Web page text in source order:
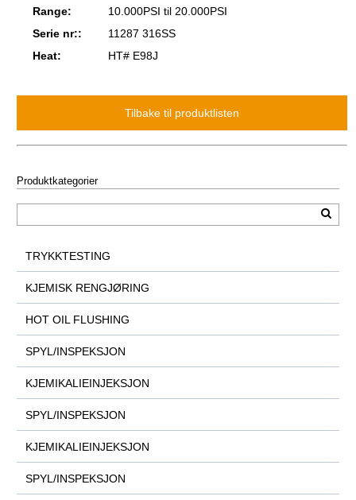
Range:
10.000PSI til 20.000PSI
Serie nr::
11287 316SS
Heat:
HT# E98J
Produktkategorier
TRYKKTESTING
KJEMISK RENGJØRING
HOT OIL FLUSHING
SPYL/INSPEKSJON
KJEMIKALIEINJEKSJON
SPYL/INSPEKSJON
KJEMIKALIEINJEKSJON
SPYL/INSPEKSJON